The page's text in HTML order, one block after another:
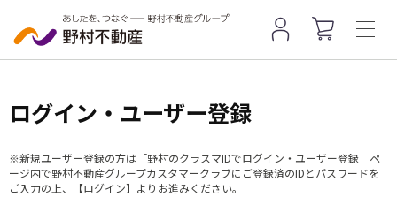
ログイン・ユーザー登録
※新規ユーザー登録の方は「野村のクラスマIDでログイン・ユーザー登録」ペ
ージ内で野村不動産グループカスタマークラブにご登録済のIDとパスワードを
ご入力の上、【ログイン】よりお進みください。